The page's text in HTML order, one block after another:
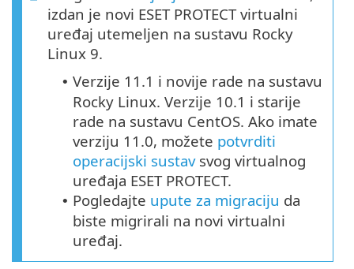
izdan je novi ESET PROTECT virtualni
uređaj utemeljen na sustavu Rocky
Linux 9.
• Verzije 11.1 i novije rade na sustavu
Rocky Linux. Verzije 10.1 i starije
rade na sustavu CentOS. Ako imate
verziju 11.0, možete potvrditi
operacijski sustavsvog virtualnog
uređaja ESET PROTECT.
• Pogledajte upute za migraciju da
biste migrirali na novi virtualni
uređaj.